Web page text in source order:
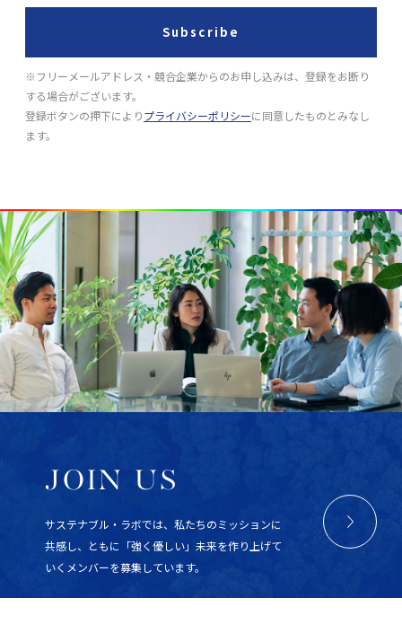
Subscribe
※フリーメールアドレス・競合企業からのお申し込みは、登録をお断り
する場合がございます。
登録ボタンの押下によりプライバシーポリシーに同意したものとみなし
ます。
JOIN US
サステナブル・ラボでは、私たちのミッションに
共感し、ともに「強く優しい」未来を作り上げて
いくメンバーを募集しています。